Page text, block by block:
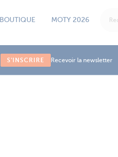
BOUTIQUE MOTY 2026
S'INSCRIRE Recevoir la newsletter